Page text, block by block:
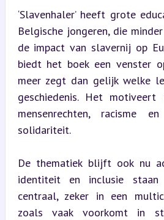
‘Slavenhaler’ heeft grote
Belgische jongeren, die
de impact van slavernij op
biedt het boek een venster
meer zegt dan gelijk welke
geschiedenis. Het
mensenrechten, racisme
solidariteit.
De thematiek blijft ook nu
identiteit en inclusie
centraal, zeker in een
zoals vaak voorkomt in